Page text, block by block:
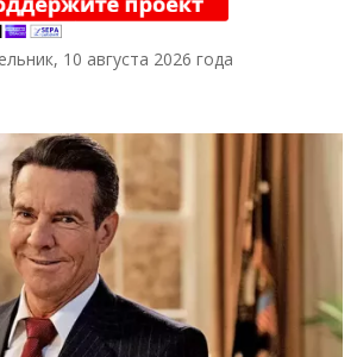
10 августа 2026 года